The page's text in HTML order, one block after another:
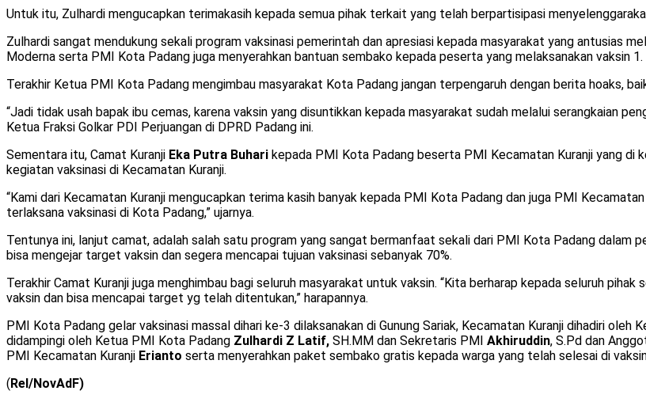
Untuk itu, Zulhardi mengucapkan terimakasih kepada semua pihak terkait yang telah berpartisipasi
Zulhardi sangat mendukung sekali program vaksinasi pemerintah dan apresiasi kepada masyarakat yang antusias
Moderna serta PMI Kota Padang juga menyerahkan bantuan sembako kepada peserta yang melaksanakan vaksin 1.
Terakhir Ketua PMI Kota Padang mengimbau masyarakat Kota Padang jangan terpengaruh dengan berita hoaks,
“Jadi tidak usah bapak ibu cemas, karena vaksin yang disuntikkan kepada masyarakat sudah melalui serangkaian
Ketua Fraksi Golkar PDI Perjuangan di DPRD Padang ini.
Sementara itu, Camat Kuranji Eka Putra Buhari kepada PMI Kota Padang beserta PMI Kecamatan Kuranji yang di
kegiatan vaksinasi di Kecamatan Kuranji.
“Kami dari Kecamatan Kuranji mengucapkan terima kasih banyak kepada PMI Kota Padang dan juga PMI
terlaksana vaksinasi di Kota Padang,” ujarnya.
Tentunya ini, lanjut camat, adalah salah satu program yang sangat bermanfaat sekali dari PMI Kota Padang dalam
bisa mengejar target vaksin dan segera mencapai tujuan vaksinasi sebanyak 70%.
Terakhir Camat Kuranji juga menghimbau bagi seluruh masyarakat untuk vaksin. “Kita berharap kepada seluruh
vaksin dan bisa mencapai target yg telah ditentukan,” harapannya.
PMI Kota Padang gelar vaksinasi massal dihari ke-3 dilaksanakan di Gunung Sariak, Kecamatan Kuranji dihadiri oleh
didampingi oleh Ketua PMI Kota Padang Zulhardi Z Latif, SH.MM dan Sekretaris PMI Akhiruddin, S.Pd dan
PMI Kecamatan Kuranji Erianto serta menyerahkan paket sembako gratis kepada warga yang telah selesai di
(Rel/NovAdF)